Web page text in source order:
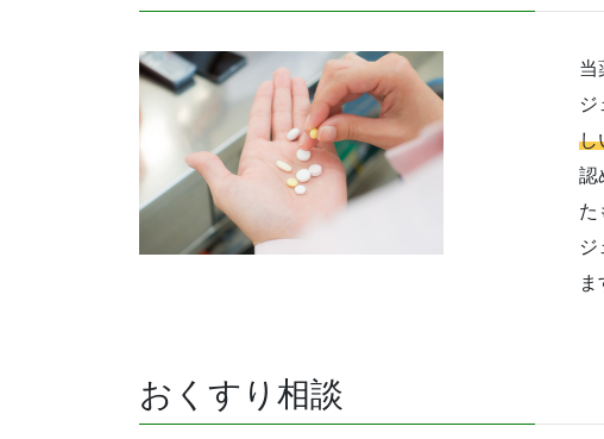
当
ジ
し
認
た
ジ
ま
おくすり相談